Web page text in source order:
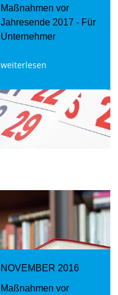
Maßnahmen vor
Jahresende 2017 - Für
Unternehmer
weiterlesen
NOVEMBER 2016
Maßnahmen vor